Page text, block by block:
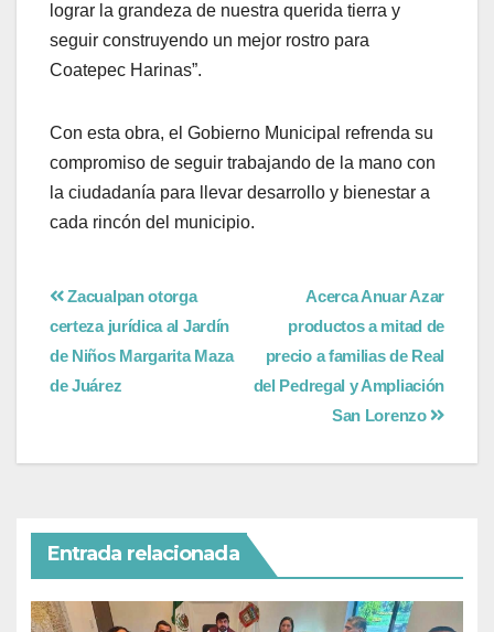
lograr la grandeza de nuestra querida tierra y
seguir construyendo un mejor rostro para
Coatepec Harinas”.
Con esta obra, el Gobierno Municipal refrenda su
compromiso de seguir trabajando de la mano con
la ciudadanía para llevar desarrollo y bienestar a
cada rincón del municipio.
Acerca Anuar Azar
productos a mitad de
precio a familias de Real
del Pedregal y Ampliación
San Lorenzo
Zacualpan otorga
certeza jurídica al Jardín
de Niños Margarita Maza
de Juárez
Entrada relacionada